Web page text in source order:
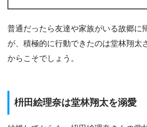
普通だったら友達や家族がいる故郷に
が、積極的に行動できたのは堂林翔太
からこそでしょう。
枡田絵理奈は堂林翔太を溺愛